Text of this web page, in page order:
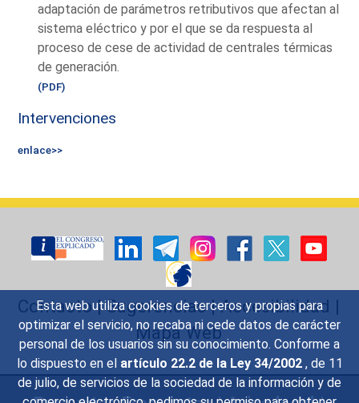
Esta web utiliza cookies de terceros y propias para
optimizar el servicio, no recaba ni cede datos de carácter
personal de los usuarios sin su conocimiento. Conforme a
lo dispuesto en el artículo 22.2 de la Ley 34/2002 , de 11
de julio, de servicios de la sociedad de la información y de
adaptación de parámetros retributivos que afectan al
sistema eléctrico y por el que se da respuesta al
proceso de cese de actividad de centrales térmicas
de generación.
(PDF)
Intervenciones
enlace>>
Contacto|Sugerencias|Accesibilidad |
Mapa Web